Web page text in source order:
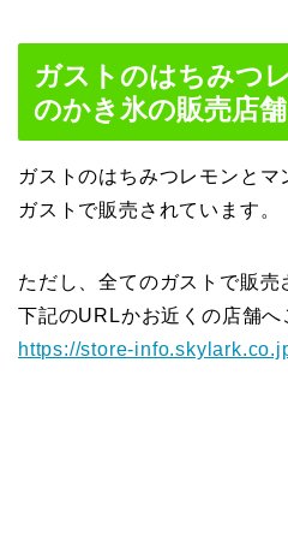
ガストのはちみつ
のかき氷の販売店舗
ガストのはちみつレモンと
ガストで販売されています。
ただし、全てのガストで販売
下記のURLかお近くの店舗へ
https://store-